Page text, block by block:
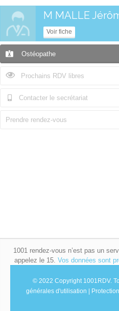
M MALLE
Voir fiche
Ostéopathe
Prochains RDV libres
Contacter le secrétariat
Prendre rendez-vous
1001 rendez-vous n’est pas un
appelez le 15. Vos données sont
© 2022 Copyright 1001RDV.
générales d'utilisation |